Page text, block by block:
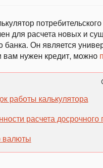
для расчета новых и
банка. Он является
вам нужен кредит, можно
работы калькулятора
расчета